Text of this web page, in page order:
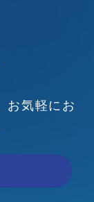
お気軽にお